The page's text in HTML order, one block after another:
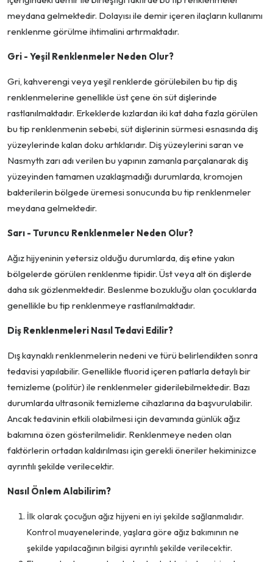
meydana gelmektedir. Dolayısı ile demir içeren ilaçların kullanımı
renklenme görülme ihtimalini artırmaktadır.
Gri - Yeşil Renklenmeler Neden Olur?
Gri, kahverengi veya yeşil renklerde görülebilen bu tip diş
renklenmelerine genellikle üst çene ön süt dişlerinde
rastlanılmaktadır. Erkeklerde kızlardan iki kat daha fazla görülen
bu tip renklenmenin sebebi, süt dişlerinin sürmesi esnasında diş
yüzeylerinde kalan doku artıklarıdır. Diş yüzeylerini saran ve
Nasmyth zarı adı verilen bu yapının zamanla parçalanarak diş
yüzeyinden tamamen uzaklaşmadığı durumlarda, kromojen
bakterilerin bölgede üremesi sonucunda bu tip renklenmeler
meydana gelmektedir.
Sarı - Turuncu Renklenmeler Neden Olur?
Ağız hijyeninin yetersiz olduğu durumlarda, diş etine yakın
bölgelerde görülen renklenme tipidir. Üst veya alt ön dişlerde
daha sık gözlenmektedir. Beslenme bozukluğu olan çocuklarda
genellikle bu tip renklenmeye rastlanılmaktadır.
Diş Renklenmeleri Nasıl Tedavi Edilir?
Dış kaynaklı renklenmelerin nedeni ve türü belirlendikten sonra
tedavisi yapılabilir. Genellikle fluorid içeren patlarla detaylı bir
temizleme (politür) ile renklenmeler giderilebilmektedir. Bazı
durumlarda ultrasonik temizleme cihazlarına da başvurulabilir.
Ancak tedavinin etkili olabilmesi için devamında günlük ağız
bakımına özen gösterilmelidir. Renklenmeye neden olan
faktörlerin ortadan kaldırılması için gerekli öneriler hekiminizce
ayrıntılı şekilde verilecektir.
Nasıl Önlem Alabilirim?
İlk olarak çocuğun ağız hijyeni en iyi şekilde sağlanmalıdır.
Kontrol muayenelerinde, yaşlara göre ağız bakımının ne
şekilde yapılacağının bilgisi ayrıntılı şekilde verilecektir.